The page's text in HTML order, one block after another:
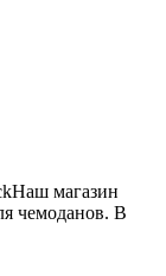
магазин
чемоданов. В